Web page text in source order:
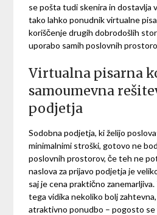
se pošta tudi skenira in dostavlja
tako lahko ponudnik virtualne
koriščenje drugih dobrodošlih
uporabo samih poslovnih
Virtualna pisarna
samoumevna
podjetja
Sodobna podjetja, ki želijo
minimalnimi stroški, gotovo ne
poslovnih prostorov, če teh ne
naslova za prijavo podjetja je
saj je cena praktično
tega vidika nekoliko bolj
atraktivno ponudbo – pogosto se